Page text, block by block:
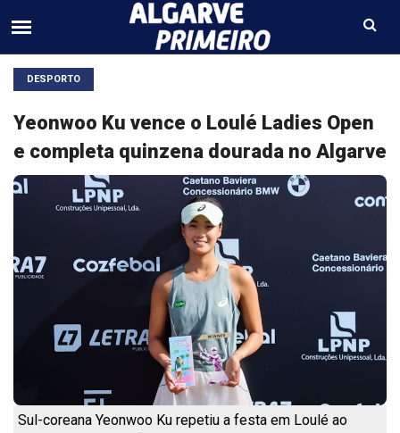
DESPORTO
Yeonwoo Ku vence o Loulé Ladies Open
e completa quinzena dourada no Algarve
Sul-coreana Yeonwoo Ku repetiu a festa em Loulé ao